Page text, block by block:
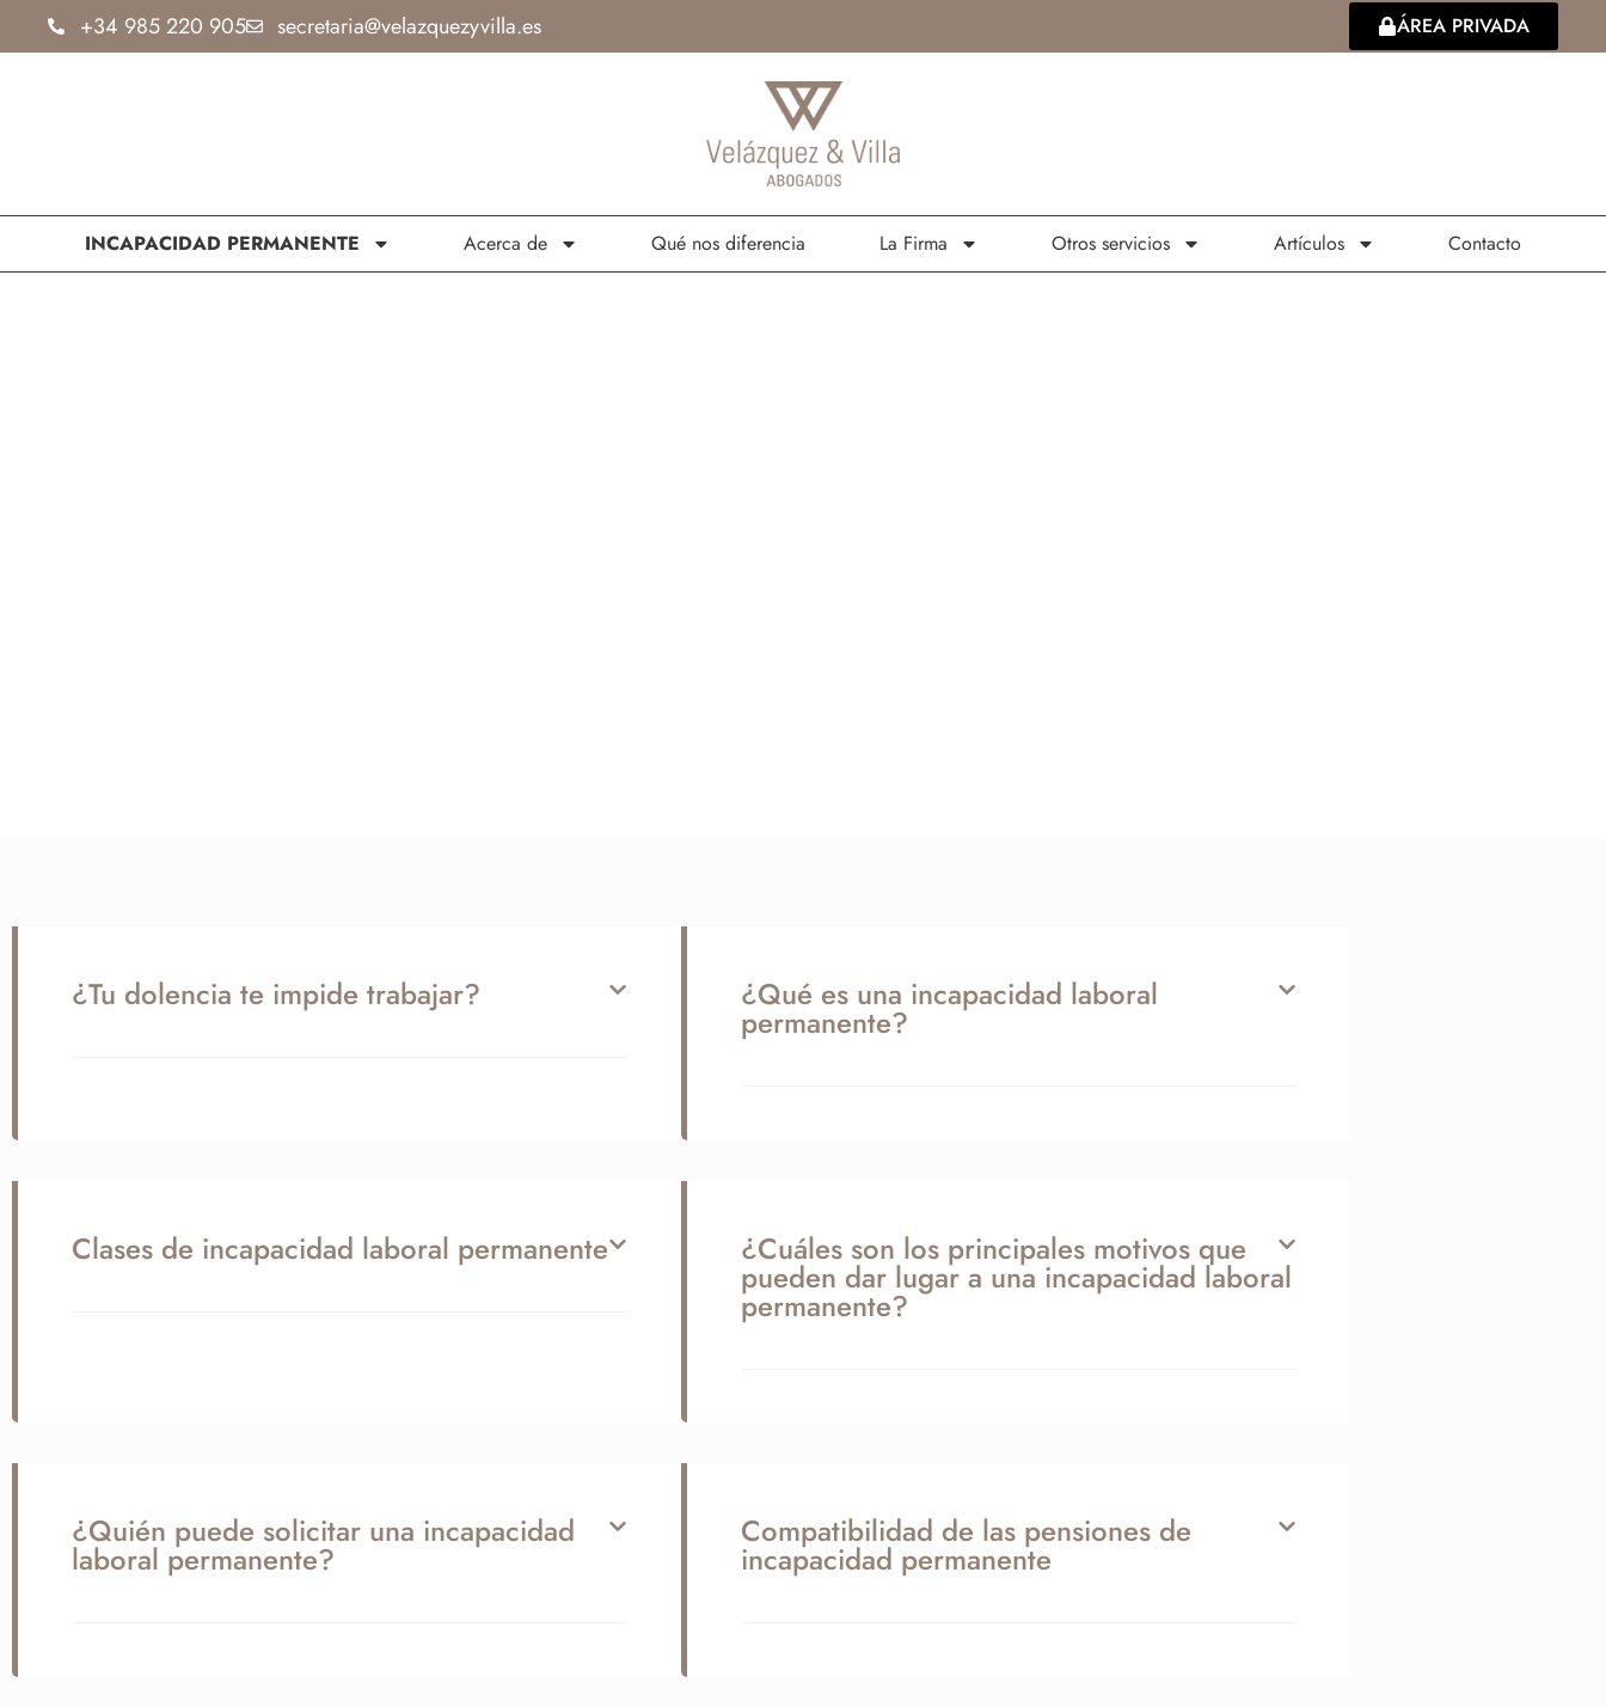
+34 985 220 905 secretaria@velazquezyvilla.es ÁREA PRIVADA
INCAPACIDAD PERMANENTE Acerca de Qué nos diferencia La Firma Otros servicios Artículos Contacto
¿Tu dolencia te impide trabajar? ¿Qué es una incapacidad laboral
permanente?
Clases de incapacidad laboral permanente ¿Cuáles son los principales motivos que
pueden dar lugar a una incapacidad laboral
permanente?
¿Quién puede solicitar una incapacidad
laboral permanente?
Compatibilidad de las pensiones de
incapacidad permanente